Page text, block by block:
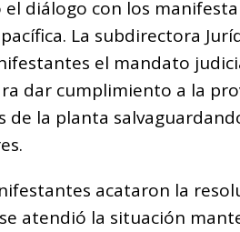
el diálogo con los
La subdirectora
el mandato
dar cumplimiento a la
de la planta
acataron la
atendió la situación